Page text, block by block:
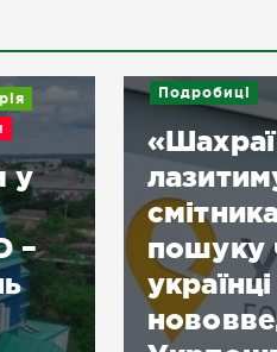
у
–
Подробиці
«Шахраї
пошуку